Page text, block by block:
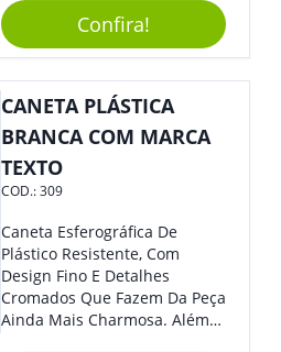
Sua Empresa Em Eventos,
Reuniões Corporativas Ou Até
Mesmo Para Presentear
Colaboradores E Parceiros De
Sua Empresa.
Confira!
CANETA PLÁSTICA
BRANCA COM MARCA
TEXTO
COD.:309
Caneta Esferográfica De
Plástico Resistente, Com
Design Fino E Detalhes
Cromados Que Fazem Da Peça
Ainda Mais Charmosa. Além